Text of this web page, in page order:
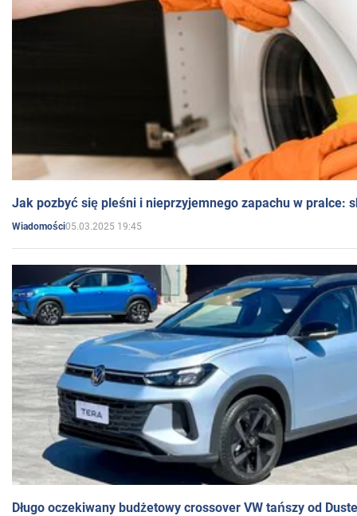
Jak pozbyć się pleśni i nieprzyjemnego zapachu w pralce:
Wiadomości05.03.2025 19:45
Długo oczekiwany budżetowy crossover VW tańszy od